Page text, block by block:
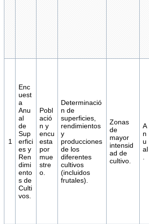
1
Enc
uest
a
Anu
al
de
Sup
erfici
es y
Ren
dimi
ento
s de
Culti
vos.
Pobl
ació
n y
encu
esta
por
mue
stre
o.
Determinació
n de
superficies,
rendimientos
y
producciones
de los
diferentes
cultivos
(incluidos
frutales).
Zonas
de
mayor
intensid
ad de
cultivo.
A
n
u
al